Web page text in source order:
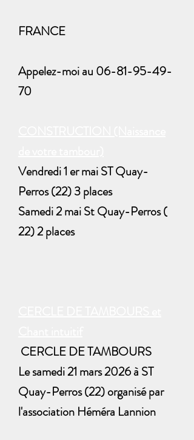
FRANCE
​Appelez-moi au 06-81-95-49-
70
​Vendredi 1 er mai ST Quay-
Perros (22) 3 places
Samedi 2 mai St Quay-Perros (
22) 2 places
CERCLE DE TAMBOURS
Le samedi 21 mars 2026 à ST
Quay-Perros (22) organisé par
l'association Héméra Lannion